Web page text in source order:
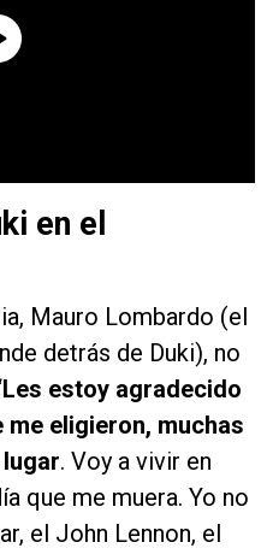
en el
Mauro Lombardo (el
detrás de Duki), no
Les estoy agradecido
eligieron, muchas
. Voy a vivir en
que me muera. Yo no
el John Lennon, el